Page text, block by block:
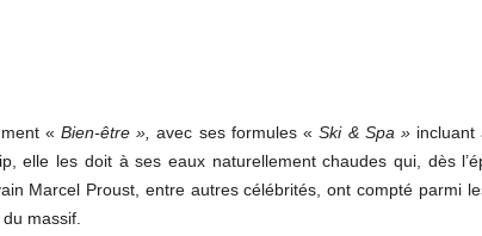
« Bien-être », avec ses formules «Ski & Spa » incluant
elle les doit à ses eaux naturellement chaudes qui, dès
Marcel Proust, entre autres célébrités, ont compté parmi
massif.